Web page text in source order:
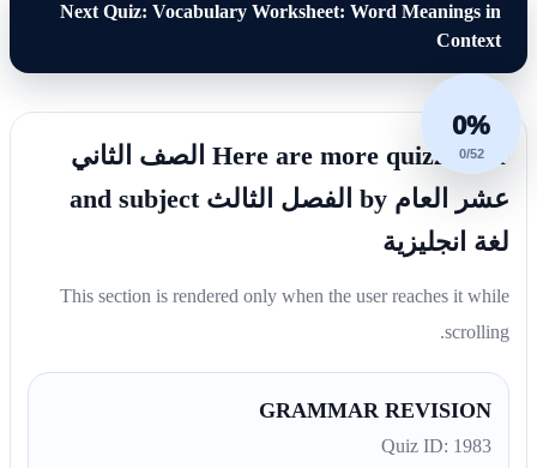
Next Quiz: Vocabulary Worksheet: Word Meanings in
Context
0%
0/52
Here are more quizzes for الصف الثاني
عشر العام by الفصل الثالث and subject
لغة انجليزية
This section is rendered only when the user reaches it while
scrolling.
GRAMMAR REVISION
Quiz ID: 1983